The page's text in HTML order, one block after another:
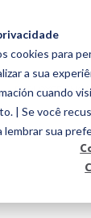
para
a sua
cuando
| Se você
sua
EMPLOYEE